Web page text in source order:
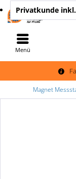
Privatkunde
Menü
Magnet